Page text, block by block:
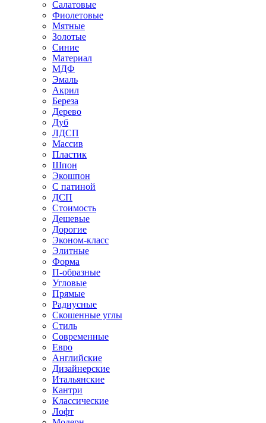
Салатовые
Фиолетовые
Мятные
Золотые
Синие
Материал
МДФ
Эмаль
Акрил
Береза
Дерево
Дуб
ЛДСП
Массив
Пластик
Шпон
Экошпон
С патиной
ДСП
Стоимость
Дешевые
Дорогие
Эконом-класс
Элитные
Форма
П-образные
Угловые
Прямые
Радиусные
Скошенные углы
Стиль
Современные
Евро
Английские
Дизайнерские
Итальянские
Кантри
Классические
Лофт